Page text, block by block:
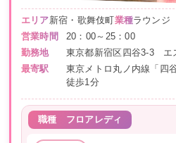
エリア新宿・歌舞伎町業種ラウンジ
営業時間
20：00～25：00
勤務地
東京都新宿区四谷3-3 エ
最寄駅
東京メトロ丸ノ内線「四
徒歩1分
職種 フロアレディ